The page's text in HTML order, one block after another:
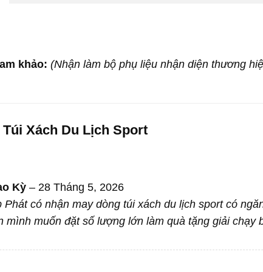
khảo: (Nhận làm bộ phụ liệu nhận diện thương
Túi Xách Du Lịch Sport
Kỳ – 28 Tháng 5, 2026
Phát có nhận may dòng túi xách du lịch sport có
mình muốn đặt số lượng lớn làm quà tặng giải chạy